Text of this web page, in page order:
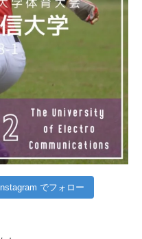
Instagram でフォロー